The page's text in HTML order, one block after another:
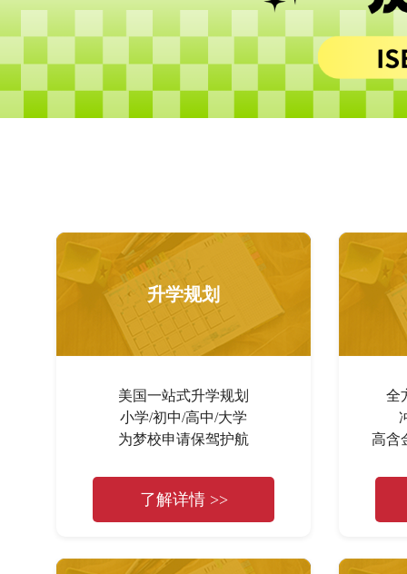
升学规划
美国一站式升学规划
小学/初中/高中/大学
为梦校申请保驾护航
了解详情 >>
全
高含